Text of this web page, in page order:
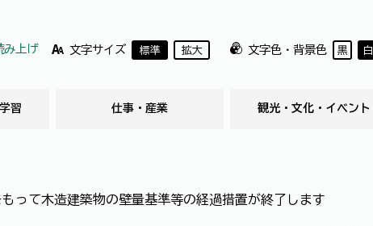
み上げ 文字サイズ 標準 拡大 文字色・背景色 黒 白
習 仕事・産業 観光・文化・イベント
もって木造建築物の壁量基準等の経過措置が終了します